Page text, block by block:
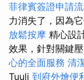
菲律賓簽證申請
力消失了，因為
放鬆按摩 精心設
效果，針對關鍵
心的全面服務 清
Tuuli 到府外燴便